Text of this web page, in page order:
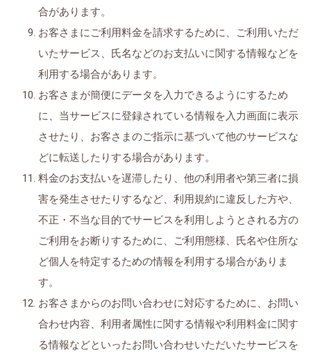
合があります。
お客さまにご利用料金を請求するために、ご利用いただ
いたサービス、氏名などのお支払いに関する情報などを
利用する場合があります。
お客さまが簡便にデータを入力できるようにするため
に、当サービスに登録されている情報を入力画面に表示
させたり、お客さまのご指示に基づいて他のサービスな
どに転送したりする場合があります。
料金のお支払いを遅滞したり、他の利用者や第三者に損
害を発生させたりするなど、利用規約に違反した方や、
不正・不当な目的でサービスを利用しようとされる方の
ご利用をお断りするために、ご利用態様、氏名や住所な
ど個人を特定するための情報を利用する場合がありま
す。
お客さまからのお問い合わせに対応するために、お問い
合わせ内容、利用者属性に関する情報や利用料金に関す
る情報などといったお問い合わせいただいたサービスを